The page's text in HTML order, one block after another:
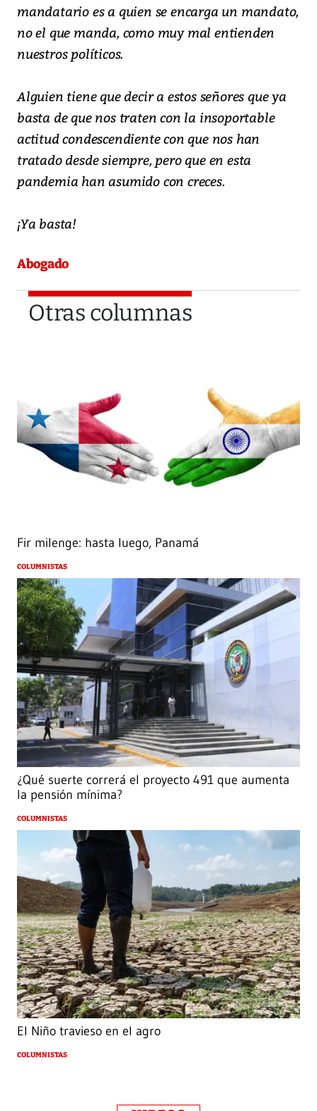
mandatario es a quien se encarga un mandato,
no el que manda, como muy mal entienden
nuestros políticos.
Alguien tiene que decir a estos señores que ya
basta de que nos traten con la insoportable
actitud condescendiente con que nos han
tratado desde siempre, pero que en esta
pandemia han asumido con creces.
¡Ya basta!
Abogado
Otras columnas
Fir milenge: hasta luego, Panamá
COLUMNISTAS
¿Qué suerte correrá el proyecto 491 que aumenta
la pensión mínima?
COLUMNISTAS
El Niño travieso en el agro
COLUMNISTAS